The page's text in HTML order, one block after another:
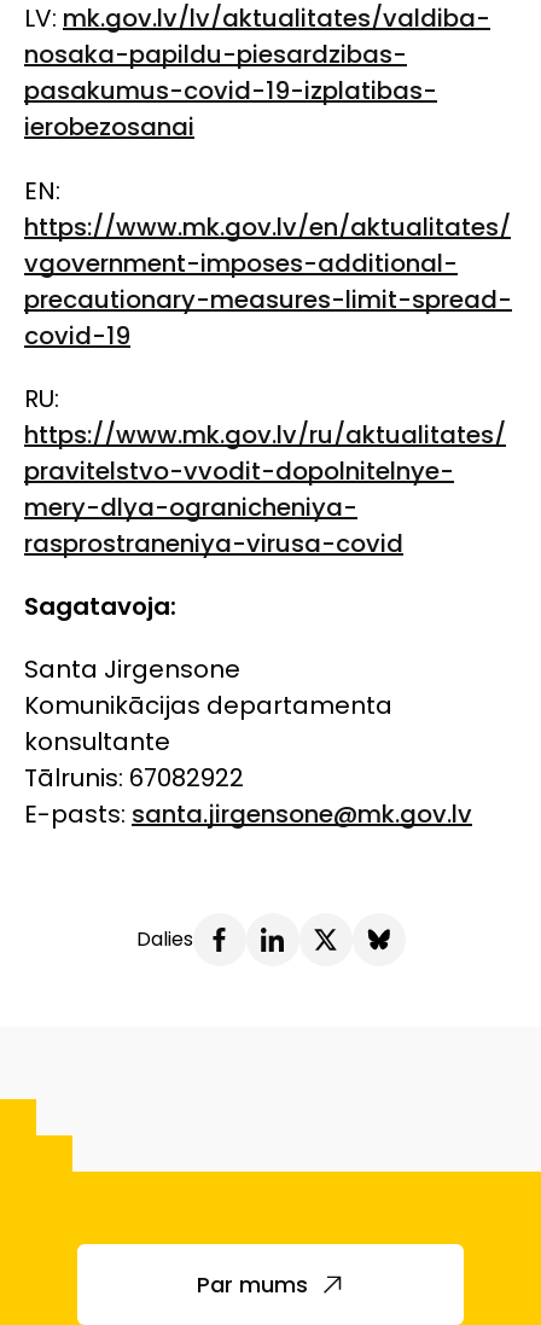
LV: mk.gov.lv/lv/aktualitates/valdiba-
nosaka-papildu-piesardzibas-
pasakumus-covid-19-izplatibas-
ierobezosanai
EN:
https://www.mk.gov.lv/en/aktualitates/
vgovernment-imposes-additional-
precautionary-measures-limit-spread-
covid-19
RU:
https://www.mk.gov.lv/ru/aktualitates/
pravitelstvo-vvodit-dopolnitelnye-
mery-dlya-ogranicheniya-
rasprostraneniya-virusa-covid
Sagatavoja:
Santa Jirgensone
Komunikācijas departamenta
konsultante
Tālrunis: 67082922
E-pasts: santa.jirgensone@mk.gov.lv
Dalies
Par mums